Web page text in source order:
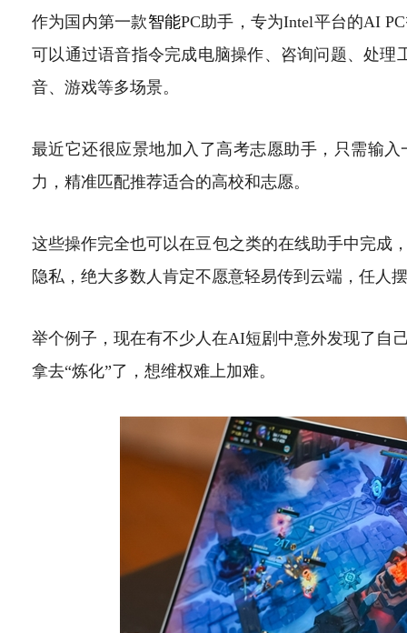
作为国内第一款智能PC助手，专为Intel平台的AI
可以通过语音指令完成电脑操作、咨询问题、处理
音、游戏等多场景。
最近它还很应景地加入了高考志愿助手，只需输
力，精准匹配推荐适合的高校和志愿。
这些操作完全也可以在豆包之类的在线助手中完成
隐私，绝大多数人肯定不愿意轻易传到云端，任人
举个例子，现在有不少人在AI短剧中意外发现了自
拿去“炼化”了，想维权难上加难。